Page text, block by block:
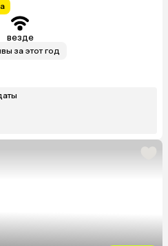
везде
за этот год